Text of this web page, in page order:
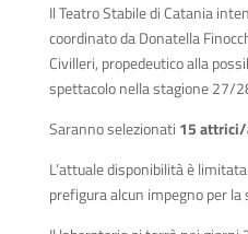
Il Teatro Stabile di Catania
coordinato da Donatella
Civilleri, propedeutico alla
spettacolo nella stagione 27/
Saranno selezionati 15
L’attuale disponibilità è
prefigura alcun impegno per